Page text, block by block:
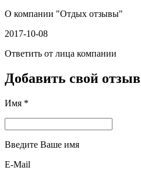
О компании "Отдых отзывы"
2017-10-08
Ответить от лица компании
Добавить свой отзыв
Имя *
Введите Ваше имя
E-Mail